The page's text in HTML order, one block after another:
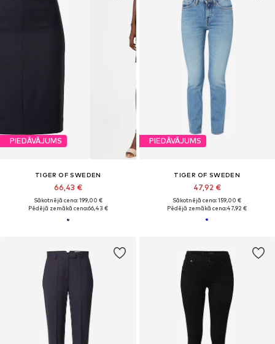
PIEDĀVĀJUMS
TIGER OF SWEDEN
66,43 €
Sākotnējā cena: 199,00 €
Pēdējā zemākā cena:66,43 €
PIEDĀVĀJUMS
TIGER OF SWEDEN
47,92 €
Sākotnējā cena: 159,00 €
Pēdējā zemākā cena:47,92 €